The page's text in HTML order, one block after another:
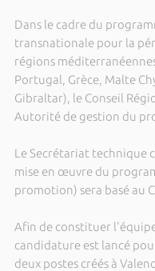
Dans le cadre du
transnationale pour la
régions
Portugal, Grèce, Malte
Gibraltar), le Conseil
Autorité de gestion du
Le Secrétariat technique
mise en œuvre du
promotion) sera basé au
Afin de constituer
candidature est lancé
deux postes créés à